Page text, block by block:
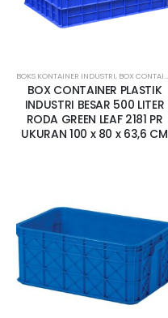
BOKS KONTAINER INDUSTRI, BOX CONTAINER BESAR
BOX CONTAINER PLASTIK
INDUSTRI BESAR 500 LITER
RODA GREEN LEAF 2181 PR
UKURAN 100 x 80 x 63,6 CM